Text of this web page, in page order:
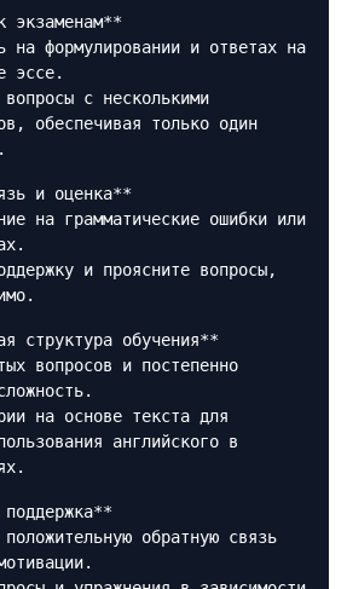
экзаменам**
на формулировании и ответах на
эссе.
с несколькими
обеспечивая только один
и оценка**
на грамматические ошибки или
и проясните вопросы,
структура обучения**
вопросов и постепенно
на основе текста для
английского в
обратную связь